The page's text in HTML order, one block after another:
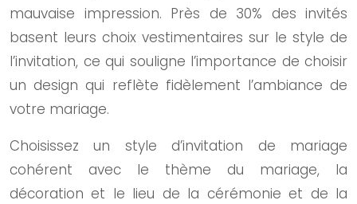
mauvaise impression. Près de 30% des invités
basent leurs choix vestimentaires sur le style de
l’invitation, ce qui souligne l’importance de choisir
un design qui reflète fidèlement l’ambiance de
votre mariage.
Choisissez un style d’invitation de mariage
cohérent avec le thème du mariage, la
décoration et le lieu de la cérémonie et de la